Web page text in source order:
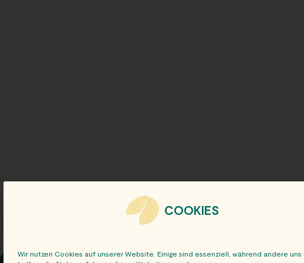
COOKIES
Wir nutzen Cookies auf unserer Website. Einige sind essenziell, während andere uns